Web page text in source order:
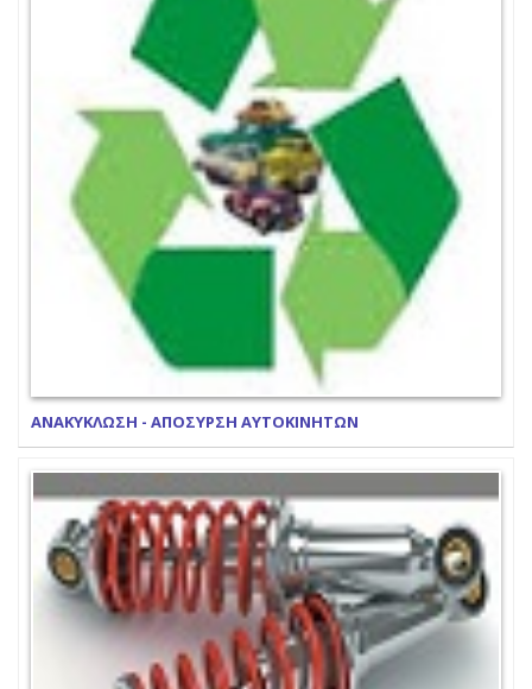
ΑΝΑΚΥΚΛΩΣΗ - ΑΠΟΣΥΡΣΗ ΑΥΤΟΚΙΝΗΤΩΝ